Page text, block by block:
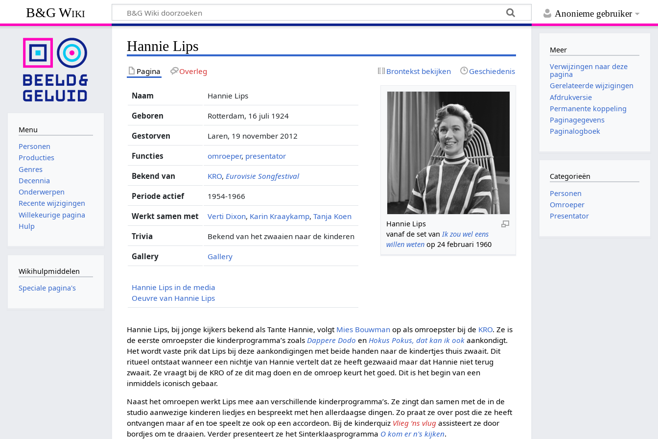
Anonieme gebruiker
B&G Wiki
Hannie Lips
Pagina Overleg Brontekst bekijken Geschiedenis
Hannie Lips
vanaf de set van Ik zou wel eens
willen weten op 24 februari 1960
Naam Hannie Lips
Geboren Rotterdam, 16 juli 1924
Gestorven Laren, 19 november 2012
Functies omroeper, presentator
Bekend van KRO, Eurovisie Songfestival
Periode actief 1954-1966
Werkt samen met Verti Dixon, Karin Kraaykamp,Tanja Koen
Trivia Bekend van het zwaaien naar de kinderen
Gallery Gallery
Hannie Lips in de media
Oeuvre van Hannie Lips
Hannie Lips, bij jonge kijkers bekend als Tante Hannie, volgt Mies Bouwman op als omroepster bij de KRO. Ze is
de eerste omroepster die kinderprogramma’s zoals Dappere Dodo en Hokus Pokus, dat kan ik ook aankondigt.
Het wordt vaste prik dat Lips bij deze aankondigingen met beide handen naar de kindertjes thuis zwaait. Dit
ritueel ontstaat wanneer een nichtje van Hannie vertelt dat ze heeft gezwaaid maar dat Hannie niet terug
zwaait. Ze vraagt bij de KRO of ze dit mag doen en de omroep keurt het goed. Dit is het begin van een
inmiddels iconisch gebaar.
Naast het omroepen werkt Lips mee aan verschillende kinderprogramma’s. Ze zingt dan samen met de in de
studio aanwezige kinderen liedjes en bespreekt met hen allerdaagse dingen. Zo praat ze over post die ze heeft
ontvangen maar af en toe speelt ze ook op een accordeon. Bij de kinderquiz Vlieg ‘ns vlug assisteert ze door
bordjes om te draaien. Verder presenteert ze het Sinterklaasprogramma O kom er n's kijken.
Menu
Personen
Producties
Genres
Decennia
Onderwerpen
Recente wijzigingen
Willekeurige pagina
Hulp
Wikihulpmiddelen
Speciale pagina's
Meer
Verwijzingen naar deze
pagina
Gerelateerde wijzigingen
Afdrukversie
Permanente koppeling
Paginagegevens
Paginalogboek
Categorieën
Personen
Omroeper
Presentator